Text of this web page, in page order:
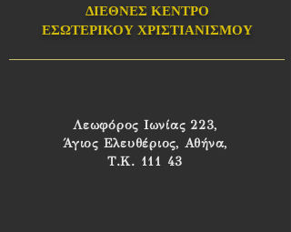
ΔΙΕΘΝΕΣ ΚΕΝΤΡΟ
ΕΣΩΤΕΡΙΚΟΥ ΧΡΙΣΤΙΑΝΙΣΜΟΥ
Λεωφόρος Ιωνίας 223,
Άγιος Ελευθέριος, Αθήνα,
Τ.Κ. 111 43